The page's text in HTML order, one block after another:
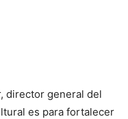
director general del
es para fortalecer